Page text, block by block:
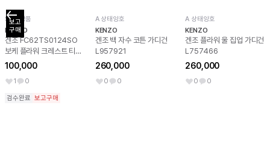
보고
구매
SS 새상품
KENZO
겐조 FC62TS0124SO
보케 플라워 크레스트 티셔
츠 화이트 L
100,000
1 0
검수완료 보고구매
A 상태양호
KENZO
겐조 백 자수 코튼 가디건
L957921
260,000
0 0
A 상태양호
KENZO
겐조 플라워 울 집업 가디건
L757466
260,000
0 0